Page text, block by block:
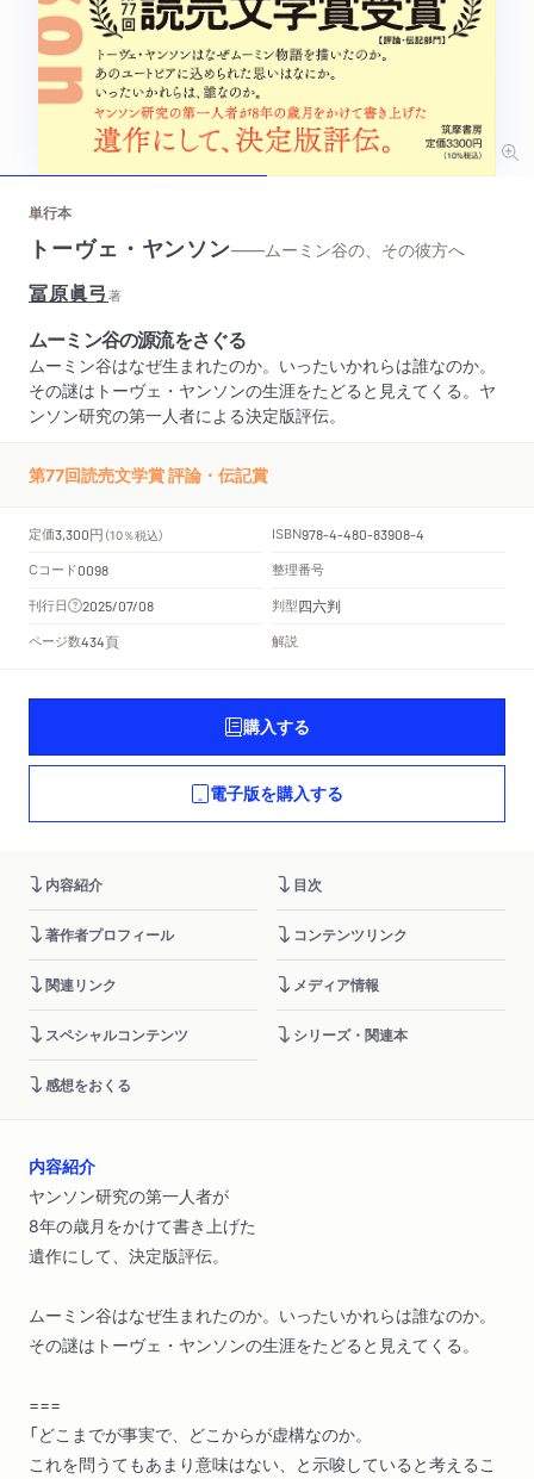
単行本
トーヴェ・ヤンソン——ムーミン谷の、その彼方へ
冨原眞弓著
ムーミン谷の源流をさぐる
ムーミン谷はなぜ生まれたのか。いったいかれらは誰なのか。
その謎はトーヴェ・ヤンソンの生涯をたどると見えてくる。ヤ
ンソン研究の第一人者による決定版評伝。
第77回読売文学賞 評論・伝記賞
定価3,300円 （10％税込） ISBN978-4-480-83908-4
Cコード0098
整理番号
刊行日
2025/07/08 判型四六判
ページ数434頁 解説
購入する
電子版を購入する
内容紹介 目次
著作者プロフィール コンテンツリンク
関連リンク メディア情報
スペシャルコンテンツ シリーズ・関連本
感想をおくる
内容紹介
ヤンソン研究の第一人者が
8年の歳月をかけて書き上げた
遺作にして、決定版評伝。
ムーミン谷はなぜ生まれたのか。いったいかれらは誰なのか。
その謎はトーヴェ・ヤンソンの生涯をたどると見えてくる。
===
「どこまでが事実で、どこからが虚構なのか。
これを問うてもあまり意味はない、と示唆していると考えるこ